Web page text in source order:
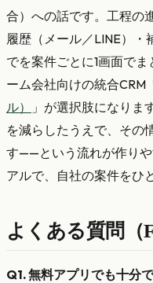
合）への話です。工程の
履歴（メール／LINE）・
でを案件ごとに1画面で
ーム会社向けの統合CRM
ル）
」が選択肢になりま
を減らしたうえで、その
す——という流れが作り
アルで、自社の案件をひ
よくある質問（
Q1. 無料アプリでも十分